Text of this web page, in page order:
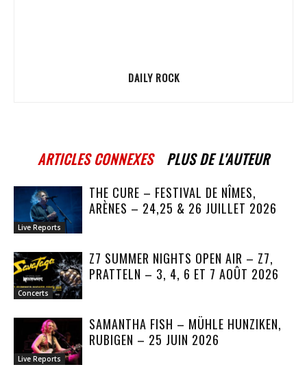
DAILY ROCK
ARTICLES CONNEXES PLUS DE L'AUTEUR
Live Reports
THE CURE – FESTIVAL DE NÎMES,
ARÈNES – 24,25 & 26 JUILLET 2026
Concerts
Z7 SUMMER NIGHTS OPEN AIR – Z7,
PRATTELN – 3, 4, 6 ET 7 AOÛT 2026
Live Reports
SAMANTHA FISH – MÜHLE HUNZIKEN,
RUBIGEN – 25 JUIN 2026